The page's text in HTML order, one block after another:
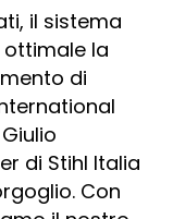
il sistema
la
di
di Stihl Italia
Con